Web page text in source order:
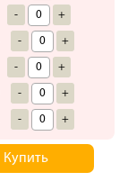
- +
- +
- +
- +
- +
Купить